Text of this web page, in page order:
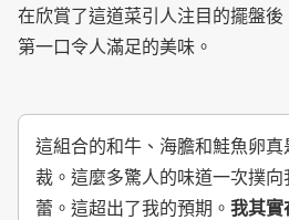
在欣賞了這道菜引人注目的擺盤
第一口令人滿足的美味。
這組合的和牛、海膽和鮭魚卵真
裁。這麼多驚人的味道一次撲向
蕾。這超出了我的預期。 我其實